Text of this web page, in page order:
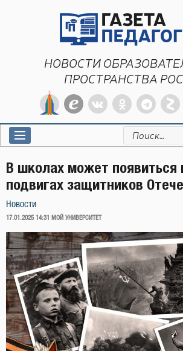
НОВОСТИ
ПРОСТРАНСТВА
Искать:
В школах может появиться
подвигах защитников
Новости
ОПУБЛИКОВАНО
17.01.2025 14:31 МОЙ УНИВЕРСИТЕТ